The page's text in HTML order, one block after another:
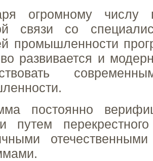
огромному числу
связи со
промышленности
развивается и
постоянно
путем